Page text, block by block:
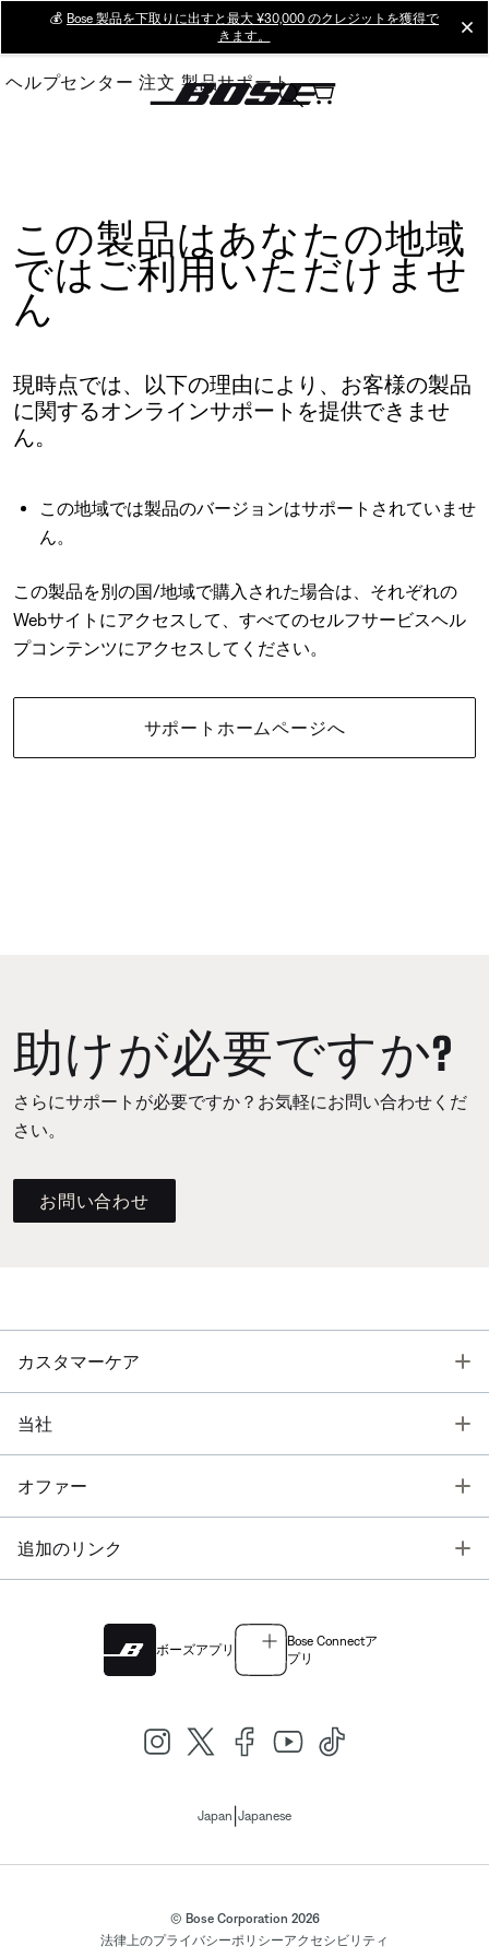
Main
💰 Bose 製品を下取りに出すと最大 ¥30,000 のクレジットを獲得で
きます。
ヘルプセンター 注文 製品サポート
この製品はあなたの地域
ではご利用いただけませ
ん
現時点では、以下の理由により、お客様の製品
に関するオンラインサポートを提供できませ
ん。
この地域では製品のバージョンはサポートされていませ
ん。
この製品を別の国/地域で購入された場合は、それぞれの
Webサイトにアクセスして、すべてのセルフサービスヘル
プコンテンツにアクセスしてください。
サポートホームページへ
助けが必要ですか?
さらにサポートが必要ですか？お気軽にお問い合わせくだ
さい。
お問い合わせ
カスタマーケア
当社
オファー
追加のリンク
ボーズアプリ
Bose Connectア
プリ
Japan Japanese
© Bose Corporation 2026
法律上のプライバシーポリシーアクセシビリティ